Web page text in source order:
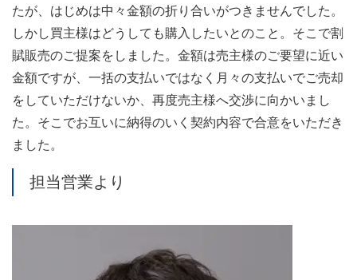
たが、はじめは中々金額の折り合いがつきませんでした。
しかし買主様はどうしても購入したいとのこと。そこで割
賦販売のご提案をしました。金額は売主様のご要望に近い
金額ですが、一括の支払いではなく月々の支払いでご売却
をしていただけないか、再度売主様へ交渉に向かいまし
た。そこでお互いに納得のいく契約内容で合意をいただき
ました。
担当営業より